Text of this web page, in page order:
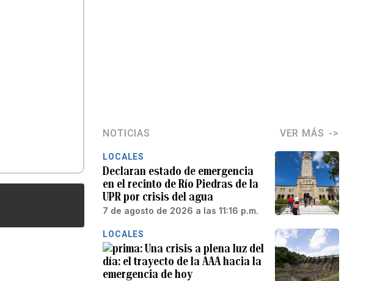
NOTICIAS VER MÁS
LOCALES
Declaran estado de emergencia
en el recinto de Río Piedras de la
UPR por crisis del agua
7 de agosto de 2026 a las 11:16 p.m.
LOCALES
Una crisis a plena luz del
día: el trayecto de la AAA hacia la
emergencia de hoy